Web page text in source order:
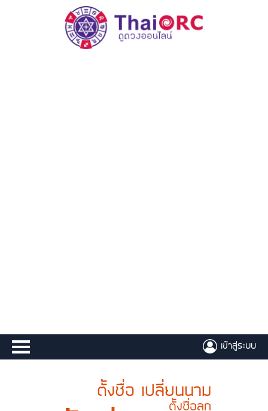
เข้าสู่ระบบ
ตั้งชื่อ เปลี่ยนนาม
ตั้งชื่อลูก